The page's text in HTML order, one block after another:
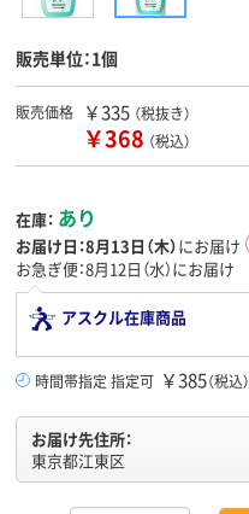
販売単位：1個
販売価格 ￥335 （税抜き）
￥368 （税込）
在庫： あり
お届け日：8月13日（木）にお届け
お急ぎ便：8月12日（水）にお届け
アスクル在庫商品
時間帯指定 指定可 ￥385（税込）
お届け先住所：
東京都江東区